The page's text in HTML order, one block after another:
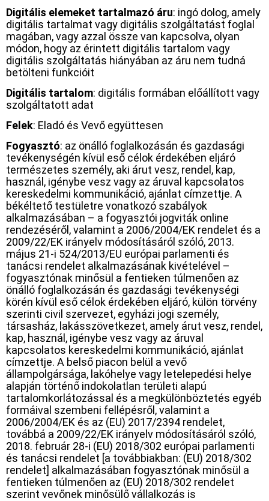
Digitális elemeket tartalmazó áru: ingó dolog, amely
digitális tartalmat vagy digitális szolgáltatást foglal
magában, vagy azzal össze van kapcsolva, olyan
módon, hogy az érintett digitális tartalom vagy
digitális szolgáltatás hiányában az áru nem tudná
betölteni funkcióit
Digitális tartalom: digitális formában előállított vagy
szolgáltatott adat
Felek: Eladó és Vevő együttesen
Fogyasztó: az önálló foglalkozásán és gazdasági
tevékenységén kívül eső célok érdekében eljáró
természetes személy, aki árut vesz, rendel, kap,
használ, igénybe vesz vagy az áruval kapcsolatos
kereskedelmi kommunikáció, ajánlat címzettje. A
békéltető testületre vonatkozó szabályok
alkalmazásában – a fogyasztói jogviták online
rendezéséről, valamint a 2006/2004/EK rendelet és a
2009/22/EK irányelv módosításáról szóló, 2013.
május 21-i 524/2013/EU európai parlamenti és
tanácsi rendelet alkalmazásának kivételével –
fogyasztónak minősül a fentieken túlmenően az
önálló foglalkozásán és gazdasági tevékenységi
körén kívül eső célok érdekében eljáró, külön törvény
szerinti civil szervezet, egyházi jogi személy,
társasház, lakásszövetkezet, amely árut vesz, rendel,
kap, használ, igénybe vesz vagy az áruval
kapcsolatos kereskedelmi kommunikáció, ajánlat
címzettje. A belső piacon belül a vevő
állampolgársága, lakóhelye vagy letelepedési helye
alapján történő indokolatlan területi alapú
tartalomkorlátozással és a megkülönböztetés egyéb
formáival szembeni fellépésről, valamint a
2006/2004/EK és az (EU) 2017/2394 rendelet,
továbbá a 2009/22/EK irányelv módosításáról szóló,
2018. február 28-i (EU) 2018/302 európai parlamenti
és tanácsi rendelet [a továbbiakban: (EU) 2018/302
rendelet] alkalmazásában fogyasztónak minősül a
fentieken túlmenően az (EU) 2018/302 rendelet
szerint vevőnek minősülő vállalkozás is